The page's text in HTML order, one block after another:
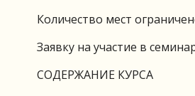
Количество мест
Заявку на участие в
СОДЕРЖАНИЕ КУРСА